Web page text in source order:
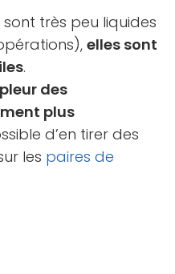
sont très peu liquides
elles sont
.
des
plus
d’en tirer des
les paires de